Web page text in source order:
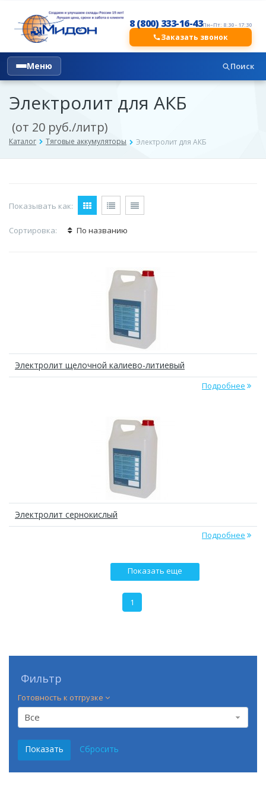
8 (800) 333-16-43Пн–Пт: 8:30 - 17:30
Заказать звонок
Меню Поиск
Электролит для АКБ
(от 20 руб./литр)
Каталог Тяговые аккумуляторы Электролит для АКБ
Показывать как:
Сортировка: По названию
Элeктpoлит щeлoчной калиево-литиевый
Подробнее
Элeктpoлит сернокислый
Подробнее
Показать еще
1
Фильтр
Готовность к отгрузке
Все